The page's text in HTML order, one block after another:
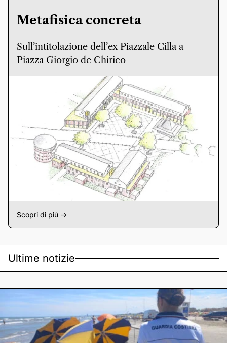
Metafisica concreta
Sull’intitolazione dell’ex Piazzale Cilla a
Piazza Giorgio de Chirico
Scopri di più ->
Ultime notizie